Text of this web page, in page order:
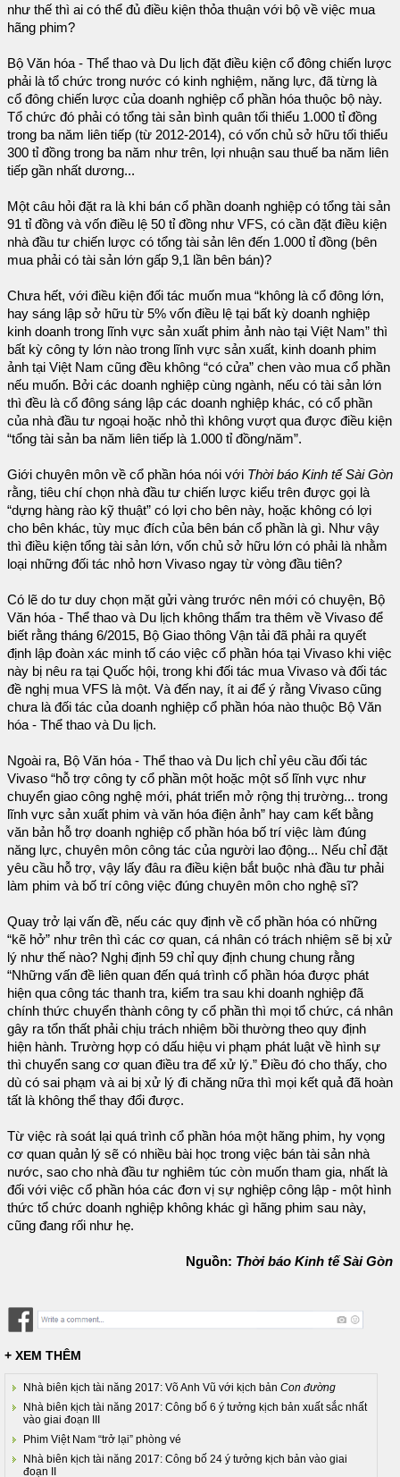
như thế thì ai có thể đủ điều kiện thỏa thuận với bộ về việc mua
hãng phim?
Bộ Văn hóa - Thể thao và Du lịch đặt điều kiện cổ đông chiến lược
phải là tổ chức trong nước có kinh nghiệm, năng lực, đã từng là
cổ đông chiến lược của doanh nghiệp cổ phần hóa thuộc bộ này.
Tổ chức đó phải có tổng tài sản bình quân tối thiểu 1.000 tỉ đồng
trong ba năm liên tiếp (từ 2012-2014), có vốn chủ sở hữu tối thiểu
300 tỉ đồng trong ba năm như trên, lợi nhuận sau thuế ba năm liên
tiếp gần nhất dương...
Một câu hỏi đặt ra là khi bán cổ phần doanh nghiệp có tổng tài sản
91 tỉ đồng và vốn điều lệ 50 tỉ đồng như VFS, có cần đặt điều kiện
nhà đầu tư chiến lược có tổng tài sản lên đến 1.000 tỉ đồng (bên
mua phải có tài sản lớn gấp 9,1 lần bên bán)?
Chưa hết, với điều kiện đối tác muốn mua “không là cổ đông lớn,
hay sáng lập sở hữu từ 5% vốn điều lệ tại bất kỳ doanh nghiệp
kinh doanh trong lĩnh vực sản xuất phim ảnh nào tại Việt Nam” thì
bất kỳ công ty lớn nào trong lĩnh vực sản xuất, kinh doanh phim
ảnh tại Việt Nam cũng đều không “có cửa” chen vào mua cổ phần
nếu muốn. Bởi các doanh nghiệp cùng ngành, nếu có tài sản lớn
thì đều là cổ đông sáng lập các doanh nghiệp khác, có cổ phần
của nhà đầu tư ngoại hoặc nhỏ thì không vượt qua được điều kiện
“tổng tài sản ba năm liên tiếp là 1.000 tỉ đồng/năm”.
Giới chuyên môn về cổ phần hóa nói với Thời báo Kinh tế Sài Gòn
rằng, tiêu chí chọn nhà đầu tư chiến lược kiểu trên được gọi là
“dựng hàng rào kỹ thuật” có lợi cho bên này, hoặc không có lợi
cho bên khác, tùy mục đích của bên bán cổ phần là gì. Như vậy
thì điều kiện tổng tài sản lớn, vốn chủ sở hữu lớn có phải là nhằm
loại những đối tác nhỏ hơn Vivaso ngay từ vòng đầu tiên?
Có lẽ do tư duy chọn mặt gửi vàng trước nên mới có chuyện, Bộ
Văn hóa - Thể thao và Du lịch không thẩm tra thêm về Vivaso để
biết rằng tháng 6/2015, Bộ Giao thông Vận tải đã phải ra quyết
định lập đoàn xác minh tố cáo việc cổ phần hóa tại Vivaso khi việc
này bị nêu ra tại Quốc hội, trong khi đối tác mua Vivaso và đối tác
đề nghị mua VFS là một. Và đến nay, ít ai để ý rằng Vivaso cũng
chưa là đối tác của doanh nghiệp cổ phần hóa nào thuộc Bộ Văn
hóa - Thể thao và Du lịch.
Ngoài ra, Bộ Văn hóa - Thể thao và Du lịch chỉ yêu cầu đối tác
Vivaso “hỗ trợ công ty cổ phần một hoặc một số lĩnh vực như
chuyển giao công nghệ mới, phát triển mở rộng thị trường... trong
lĩnh vực sản xuất phim và văn hóa điện ảnh” hay cam kết bằng
văn bản hỗ trợ doanh nghiệp cổ phần hóa bố trí việc làm đúng
năng lực, chuyên môn công tác của người lao động... Nếu chỉ đặt
yêu cầu hỗ trợ, vậy lấy đâu ra điều kiện bắt buộc nhà đầu tư phải
làm phim và bố trí công việc đúng chuyên môn cho nghệ sĩ?
Quay trở lại vấn đề, nếu các quy định về cổ phần hóa có những
“kẽ hở” như trên thì các cơ quan, cá nhân có trách nhiệm sẽ bị xử
lý như thế nào? Nghị định 59 chỉ quy định chung chung rằng
“Những vấn đề liên quan đến quá trình cổ phần hóa được phát
hiện qua công tác thanh tra, kiểm tra sau khi doanh nghiệp đã
chính thức chuyển thành công ty cổ phần thì mọi tổ chức, cá nhân
gây ra tổn thất phải chịu trách nhiệm bồi thường theo quy định
hiện hành. Trường hợp có dấu hiệu vi phạm phát luật về hình sự
thì chuyển sang cơ quan điều tra để xử lý.” Điều đó cho thấy, cho
dù có sai phạm và ai bị xử lý đi chăng nữa thì mọi kết quả đã hoàn
tất là không thể thay đổi được.
Từ việc rà soát lại quá trình cổ phần hóa một hãng phim, hy vọng
cơ quan quản lý sẽ có nhiều bài học trong việc bán tài sản nhà
nước, sao cho nhà đầu tư nghiêm túc còn muốn tham gia, nhất là
đối với việc cổ phần hóa các đơn vị sự nghiệp công lập - một hình
thức tổ chức doanh nghiệp không khác gì hãng phim sau này,
cũng đang rối như hẹ.
Nguồn: Thời báo Kinh tế Sài Gòn
+ XEM THÊM
Nhà biên kịch tài năng 2017: Võ Anh Vũ với kịch bản Con đường
Nhà biên kịch tài năng 2017: Công bố 6 ý tưởng kịch bản xuất sắc nhất
vào giai đoạn III
Phim Việt Nam “trở lại” phòng vé
Nhà biên kịch tài năng 2017: Công bố 24 ý tưởng kịch bản vào giai
đoạn II